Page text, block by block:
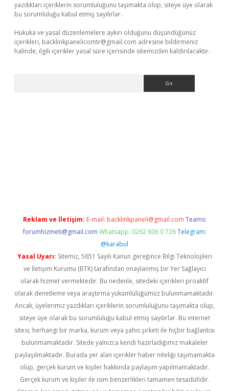
yazdıkları içeriklerin sorumluluğunu taşımakta olup, siteye üye olarak
bu sorumluluğu kabul etmiş sayılırlar.
Hukuka ve yasal düzenlemelere aykırı olduğunu düşündüğünüz
içerikleri, backlinkpanelicomtr@gmail.com adresine bildirmeniz
halinde, ilgili içerikler yasal süre içerisinde sitemizden kaldırılacaktır.
Reklam ve İletişim: E-mail: backlinkpaneli@gmail.com Teams:
forumhizmeti@gmail.com Whatsapp: 0262 606 0 726 Telegram:
@karabul
Yasal Uyarı: Sitemiz, 5651 Sayılı Kanun gereğince Bilgi Teknolojileri
ve İletişim Kurumu (BTK) tarafından onaylanmış bir Yer Sağlayıcı
olarak hizmet vermektedir. Bu nedenle, sitedeki içerikleri proaktif
olarak denetleme veya araştırma yükümlülüğümüz bulunmamaktadır.
Ancak, üyelerimiz yazdıkları içeriklerin sorumluluğunu taşımakta olup,
siteye üye olarak bu sorumluluğu kabul etmiş sayılırlar. Bu internet
sitesi, herhangi bir marka, kurum veya şahıs şirketi ile hiçbir bağlantısı
bulunmamaktadır. Sitede yalnızca kendi hazırladığımız makaleler
paylaşılmaktadır. Burada yer alan içerikler haber niteliği taşımamakta
olup, gerçek kurum ve kişiler hakkında paylaşım yapılmamaktadır.
Gerçek kurum ve kişiler ile isim benzerlikleri tamamen tesadüfidir.